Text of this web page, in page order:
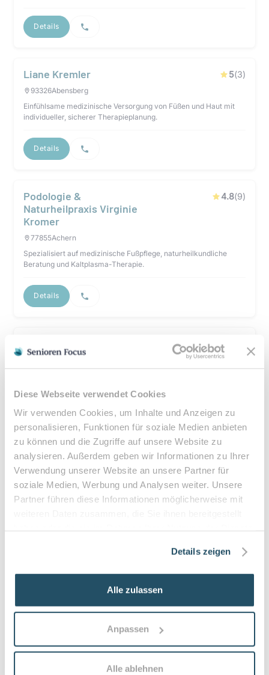
Diese Webseite verwendet Cookies
Wir verwenden Cookies, um Inhalte und Anzeigen zu
personalisieren, Funktionen für soziale Medien anbieten
zu können und die Zugriffe auf unsere Website zu
analysieren. Außerdem geben wir Informationen zu Ihrer
Verwendung unserer Website an unsere Partner für
soziale Medien, Werbung und Analysen weiter. Unsere
Partner führen diese Informationen möglicherweise mit
Details zeigen
Alle zulassen
Anpassen
Alle ablehnen
Details
Liane Kremler 5(3)
93326Abensberg
Einfühlsame medizinische Versorgung von Füßen und Haut mit
individueller, sicherer Therapieplanung.
Details
Podologie &
Naturheilpraxis Virginie
Kromer
4.8(9)
77855Achern
Spezialisiert auf medizinische Fußpflege, naturheilkundliche
Beratung und Kaltplasma-Therapie.
Details
Burgert
Diabetesbetreuung und präventive Nachsorge
Details
Nicoleta - Ihre Fußpflege in
Achern
diabetische Risikobetreuung und barrierefrei zugänglich
Fußpflegezentrum Achim 4.6(35)
Fachkundige, schmerzfreie Fußbehandlungen mit moderner
Gerätetechnik, Behandlung eingewachsener Nägel,